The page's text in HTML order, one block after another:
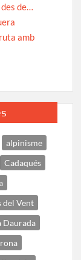
des de…
amb
alpinisme
Cadaqués
del Vent
Daurada